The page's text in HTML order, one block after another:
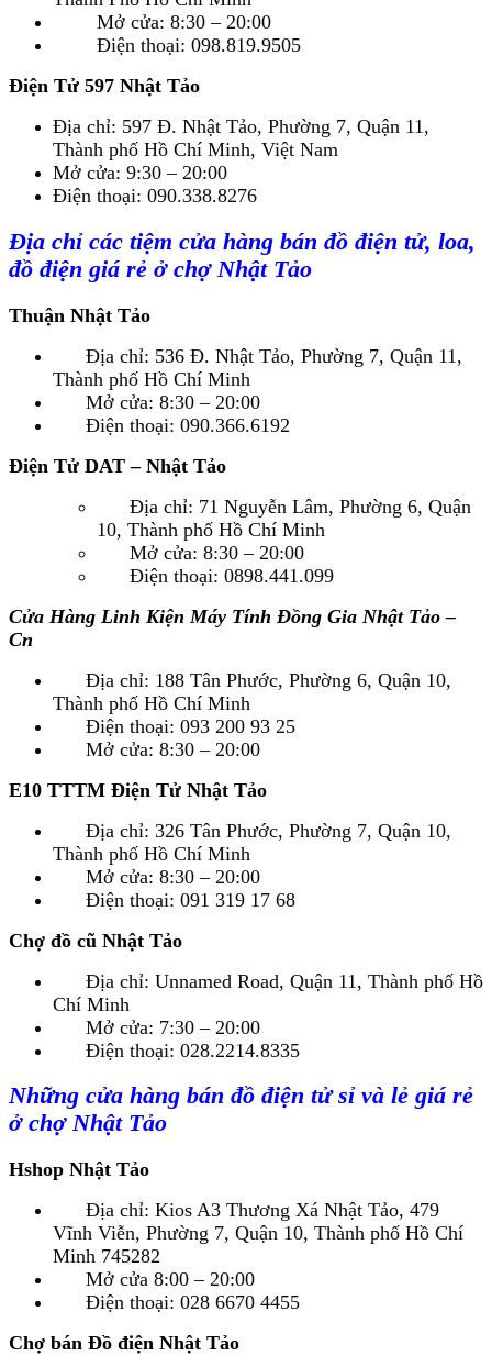
Mở cửa: 8:30 – 20:00
Điện thoại: 098.819.9505
Điện Tử 597 Nhật Tảo
Địa chỉ: 597 Đ. Nhật Tảo, Phường 7, Quận 11,
Thành phố Hồ Chí Minh, Việt Nam
Mở cửa: 9:30 – 20:00
Điện thoại: 090.338.8276
Địa chỉ các tiệm cửa hàng bán đồ điện tử, loa,
đồ điện giá rẻ ở chợ Nhật Tảo
Thuận Nhật Tảo
Địa chỉ: 536 Đ. Nhật Tảo, Phường 7, Quận 11,
Thành phố Hồ Chí Minh
Mở cửa: 8:30 – 20:00
Điện thoại: 090.366.6192
Điện Tử DAT – Nhật Tảo
Địa chỉ: 71 Nguyễn Lâm, Phường 6, Quận
10, Thành phố Hồ Chí Minh
Mở cửa: 8:30 – 20:00
Điện thoại: 0898.441.099
Cửa Hàng Linh Kiện Máy Tính Đồng Gia Nhật Tảo –
Cn
Địa chỉ: 188 Tân Phước, Phường 6, Quận 10,
Thành phố Hồ Chí Minh
Điện thoại: 093 200 93 25
Mở cửa: 8:30 – 20:00
E10 TTTM Điện Tử Nhật Tảo
Địa chỉ: 326 Tân Phước, Phường 7, Quận 10,
Thành phố Hồ Chí Minh
Mở cửa: 8:30 – 20:00
Điện thoại: 091 319 17 68
Chợ đồ cũ Nhật Tảo
Địa chỉ: Unnamed Road, Quận 11, Thành phố Hồ
Chí Minh
Mở cửa: 7:30 – 20:00
Điện thoại: 028.2214.8335
Những cửa hàng bán đồ điện tử sỉ và lẻ giá rẻ
ở chợ Nhật Tảo
Hshop Nhật Tảo
Địa chỉ: Kios A3 Thương Xá Nhật Tảo, 479
Vĩnh Viễn, Phường 7, Quận 10, Thành phố Hồ Chí
Minh 745282
Mở cửa 8:00 – 20:00
Điện thoại: 028 6670 4455
Chợ bán Đồ điện Nhật Tảo